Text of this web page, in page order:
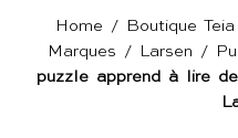
Home / Boutique
Marques / Larsen /
puzzle apprend à lire